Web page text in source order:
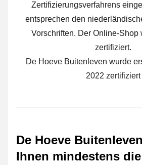
Zertifizierungsverfahrens
entsprechen den
Vorschriften. Der Online-Shop
zertifiziert.
De Hoeve Buitenleven wurde
2022 zertifiziert
De Hoeve
Ihnen mindestens